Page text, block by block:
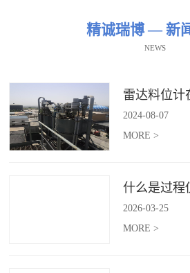
精诚瑞博 — 新
NEWS
2024-08-07
MORE >
什么是过程
2026-03-25
MORE >